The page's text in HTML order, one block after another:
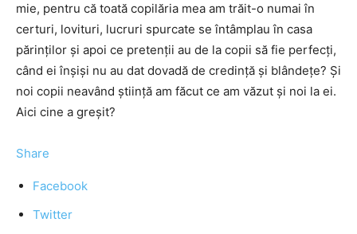
mie, pentru că toată copilăria mea am trăit-o numai în
certuri, lovituri, lucruri spurcate se întâmplau în casa
părinţilor şi apoi ce pretenţii au de la copii să fie perfecţi,
când ei înşişi nu au dat dovadă de credinţă şi blândeţe? Şi
noi copii neavând ştiinţă am făcut ce am văzut şi noi la ei.
Aici cine a greşit?
Share
Facebook
Twitter